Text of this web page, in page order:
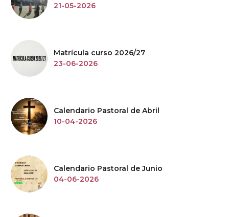
21-05-2026
Matrícula curso 2026/27
23-06-2026
Calendario Pastoral de Abril
10-04-2026
Calendario Pastoral de Junio
04-06-2026